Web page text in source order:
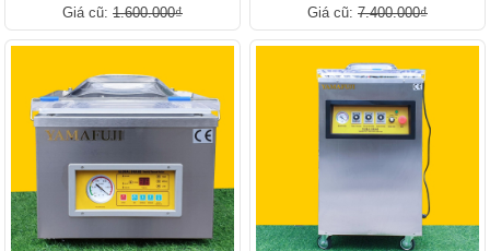
Giá cũ: 1.600.000₫ Giá cũ: 7.400.000₫